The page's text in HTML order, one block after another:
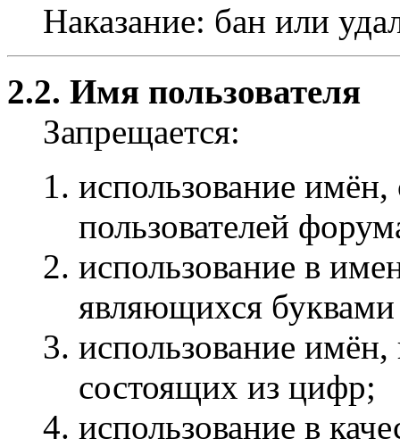
Наказание: бан или
2.2. Имя пользователя
Запрещается:
использование
пользователей
использование в
являющихся
использование
состоящих из цифр;
использование в